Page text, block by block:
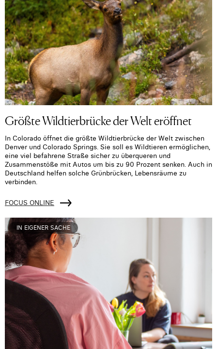
Größte Wildtierbrücke der Welt eröffnet
In Colorado öffnet die größte Wildtierbrücke der Welt zwischen
Denver und Colorado Springs. Sie soll es Wildtieren ermöglichen,
eine viel befahrene Straße sicher zu überqueren und
Zusammenstöße mit Autos um bis zu 90 Prozent senken. Auch in
Deutschland helfen solche Grünbrücken, Lebensräume zu
verbinden.
FOCUS ONLINE
IN EIGENER SACHE